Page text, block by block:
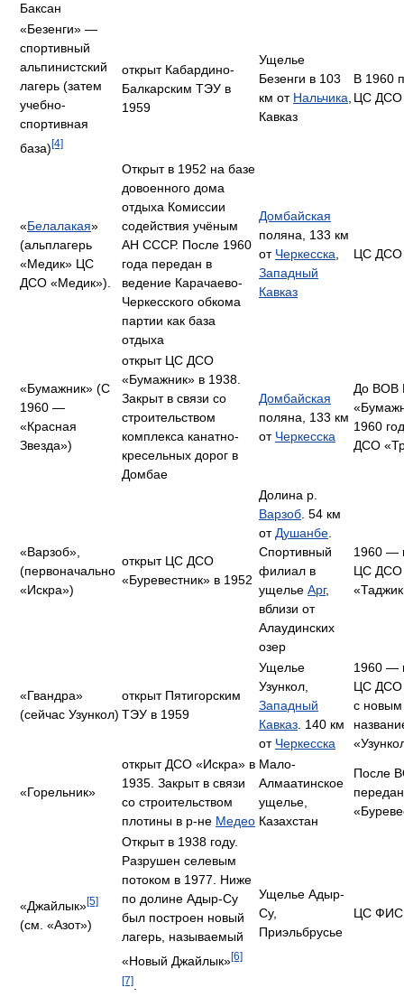
Баксан
«Безенги» —
спортивный
альпинистский
лагерь (затем
учебно-
спортивная
база) [4]
открыт Кабардино-
Балкарским ТЭУ в
1959
Ущелье
Безенги в 103
км от Нальчика,
Кавказ
В 1960
ЦС ДСО
«Белалакая»
(альплагерь
«Медик» ЦС
ДСО «Медик»).
Открыт в 1952 на базе
довоенного дома
отдыха Комиссии
содействия учёным
АН СССР. После 1960
года передан в
ведение Карачаево-
Черкесского обкома
партии как база
отдыха
Домбайская
поляна, 133 км
от Черкесска,
Западный
Кавказ
ЦС ДСО
«Бумажник» (С
1960 —
«Красная
Звезда»)
открыт ЦС ДСО
«Бумажник» в 1938.
Закрыт в связи со
строительством
комплекса канатно-
кресельных дорог в
Домбае
Домбайская
поляна, 133 км
от Черкесска
До ВОВ
1960
ДСО
«Варзоб»,
(первоначально
«Искра»)
открыт ЦС ДСО
«Буревестник» в 1952
Долина р.
Варзоб. 54 км
отДушанбе.
Спортивный
филиал в
ущелье Арг,
вблизи от
Алаудинских
озер
1960 —
ЦС ДСО
«Гвандра»
(сейчас Узункол)
открыт Пятигорским
ТЭУ в 1959
Ущелье
Узункол,
Западный
Кавказ. 140 км
от Черкесска
1960 —
ЦС ДСО
с новым
«Горельник»
открыт ДСО «Искра» в
1935. Закрыт в связи
со строительством
плотины в р-не Медео
Мало-
Алмаатинское
ущелье,
Казахстан
После
«Джайлык»[5]
(см. «Азот»)
Открыт в 1938 году.
Разрушен селевым
потоком в 1977. Ниже
по долине Адыр-Су
был построен новый
лагерь, называемый
«Новый Джайлык»[6]
[7]
Ущелье Адыр-
Су,
Приэльбрусье
ЦС ФИС